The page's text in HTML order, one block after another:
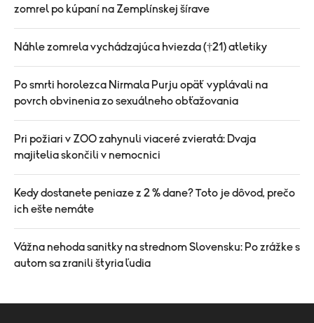
zomrel po kúpaní na Zemplínskej šírave
Náhle zomrela vychádzajúca hviezda (†21) atletiky
Po smrti horolezca Nirmala Purju opäť vyplávali na
povrch obvinenia zo sexuálneho obťažovania
Pri požiari v ZOO zahynuli viaceré zvieratá: Dvaja
majitelia skončili v nemocnici
Kedy dostanete peniaze z 2 % dane? Toto je dôvod, prečo
ich ešte nemáte
Vážna nehoda sanitky na strednom Slovensku: Po zrážke s
autom sa zranili štyria ľudia